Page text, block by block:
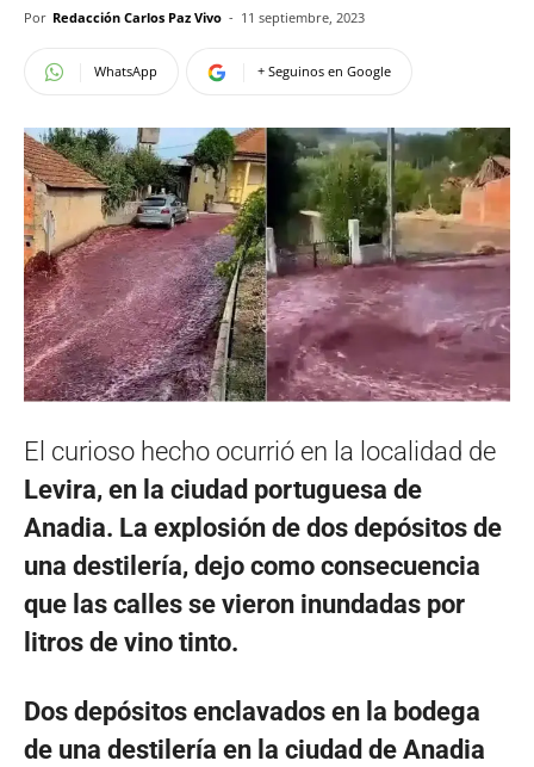
Por Redacción Carlos Paz Vivo - 11 septiembre, 2023
WhatsApp + Seguinos en Google
El curioso hecho ocurrió en la localidad de
Levira, en la ciudad portuguesa de
Anadia. La explosión de dos depósitos de
una destilería, dejo como consecuencia
que las calles se vieron inundadas por
litros de vino tinto.
Dos depósitos enclavados en la bodega
de una destilería en la ciudad de Anadia